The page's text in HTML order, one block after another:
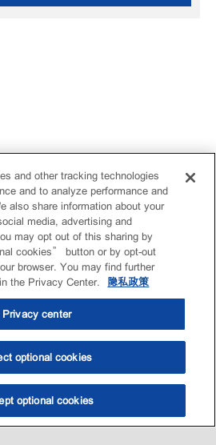
选油助手 查找门店
and other tracking technologies
and to analyze performance and
also share information about your
media, advertising and
may opt out of this sharing by
cookies” button or by opt-out
browser. You may find further
the Privacy Center.
隐私政策
Privacy center
optional cookies
optional cookies